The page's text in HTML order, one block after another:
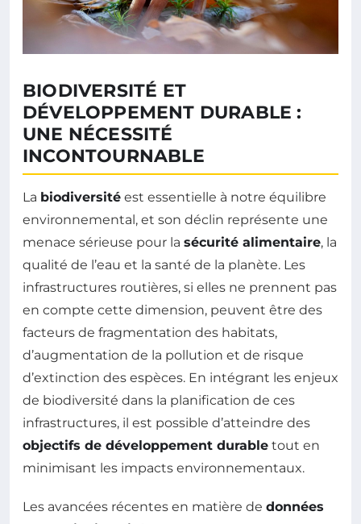
BIODIVERSITÉ ET
DÉVELOPPEMENT DURABLE :
UNE NÉCESSITÉ
INCONTOURNABLE
La biodiversité est essentielle à notre équilibre
environnemental, et son déclin représente une
menace sérieuse pour la sécurité alimentaire, la
qualité de l’eau et la santé de la planète. Les
infrastructures routières, si elles ne prennent pas
en compte cette dimension, peuvent être des
facteurs de fragmentation des habitats,
d’augmentation de la pollution et de risque
d’extinction des espèces. En intégrant les enjeux
de biodiversité dans la planification de ces
infrastructures, il est possible d’atteindre des
objectifs de développement durable tout en
minimisant les impacts environnementaux.
Les avancées récentes en matière de données